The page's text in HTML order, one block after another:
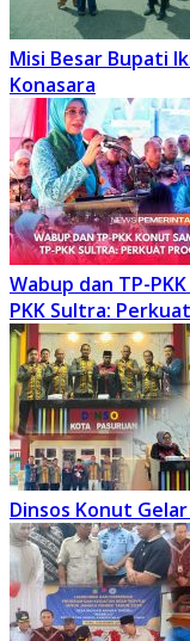
Misi Besar Bupati
Konasara
Wabup dan TP-
PKK Sultra:
Dinsos Konut